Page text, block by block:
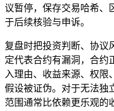
议暂停，保存交易哈希、
于后续核验与申诉。
复盘时把投资判断、协议
定代表合约有漏洞，合约
入理由、收益来源、权限
假设被证伪。对于无法独
范围通常比依赖更乐观的